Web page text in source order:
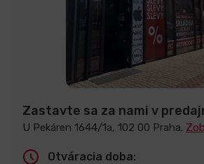
Zastavte sa za nami v
U Pekáren 1644/1a, 102 00 Praha.
Otváracia doba: